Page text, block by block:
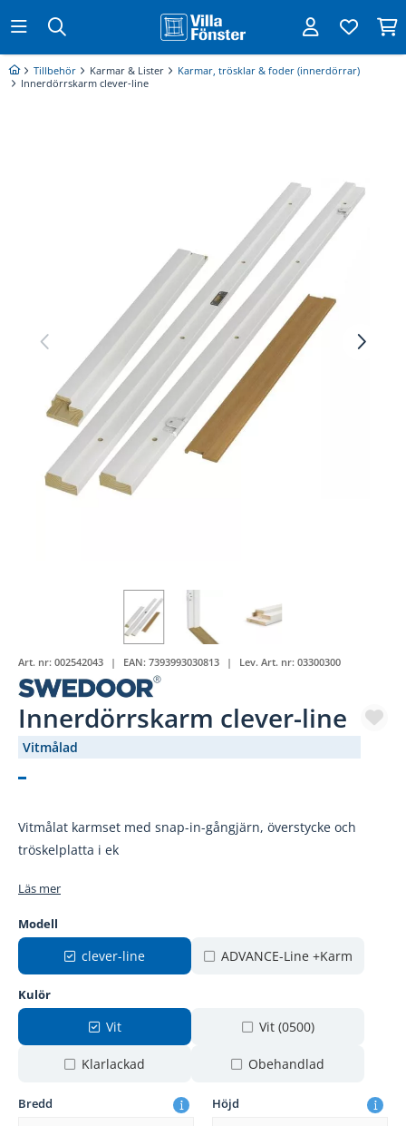
Tillbehör Karmar & Lister
Karmar, trösklar & foder (innerdörrar)
Innerdörrskarm clever-line
Art. nr: 002542043 EAN: 7393993030813 Lev. Art. nr: 03300300
Innerdörrskarm clever-line
Vitmålad
Vitmålat karmset med snap-in-gångjärn, överstycke och
tröskelplatta i ek
Läs mer
Modell
clever-line ADVANCE-Line +Karm
Kulör
Vit Vit (0500)
Klarlackad Obehandlad
Bredd Höjd